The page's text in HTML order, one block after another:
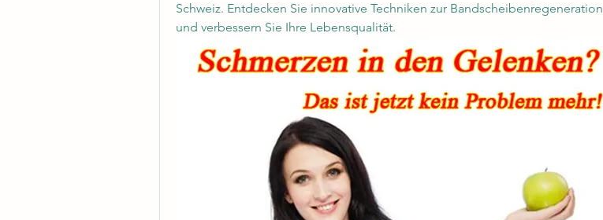
Schweiz. Entdecken Sie innovative Techniken zur Bandscheibenregeneration
und verbessern Sie Ihre Lebensqualität.